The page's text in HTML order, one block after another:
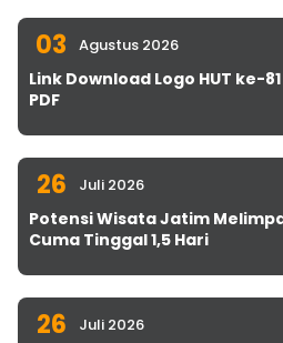
03 Agustus 2026
Link Download Logo HUT ke-81
PDF
26 Juli 2026
Potensi Wisata Jatim
Cuma Tinggal 1,5 Hari
26 Juli 2026